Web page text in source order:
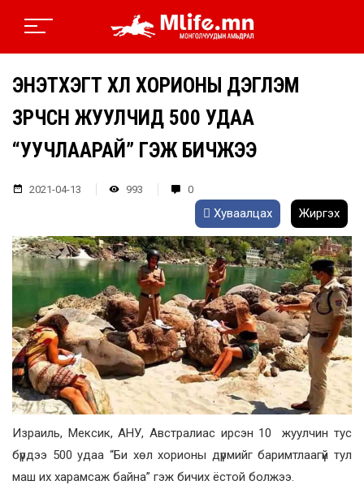
ЭНЭТХЭГТ ХӨЛ ХОРИОНЫ ДЭГЛЭМ
ЗӨРЧСӨН ЖУУЛЧИД 500 УДАА
“УУЧЛААРАЙ” ГЭЖ БИЧЖЭЭ
2021-04-13 993 0
Хуваалцах Жиргэх
Израиль, Мексик, АНУ, Австралиас ирсэн 10 жуулчин тус
бүрдээ 500 удаа “Би хөл хорионы дүрмийг баримтлаагүй тул
маш их харамсаж байна” гэж бичих ёстой болжээ.